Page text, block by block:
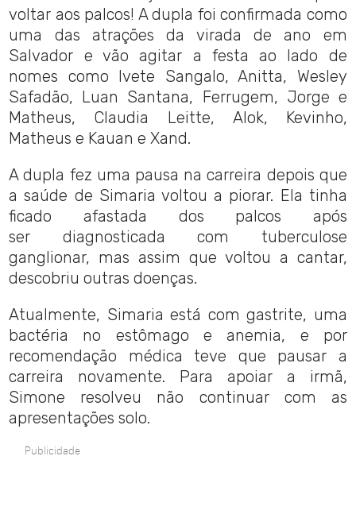
voltar aos palcos! A dupla foi confirmada como
uma das atrações da virada de ano em
Salvador e vão agitar a festa ao lado de
nomes como Ivete Sangalo, Anitta, Wesley
Safadão, Luan Santana, Ferrugem, Jorge e
Matheus, Claudia Leitte, Alok, Kevinho,
Matheus e Kauan e Xand.
A dupla fez uma pausa na carreira depois que
a saúde de Simaria voltou a piorar. Ela tinha
ficado afastada dos palcos após
ser diagnosticada com tuberculose
ganglionar, mas assim que voltou a cantar,
descobriu outras doenças.
Atualmente, Simaria está com gastrite, uma
bactéria no estômago e anemia, e por
recomendação médica teve que pausar a
carreira novamente. Para apoiar a irmã,
Simone resolveu não continuar com as
apresentações solo.
Publicidade